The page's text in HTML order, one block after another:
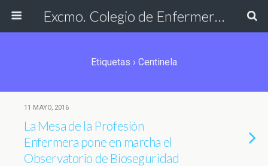
Excmo. Colegio de Enfermería de Cádiz
Etiquetas › Centinela
11 MAYO, 2016
La Mesa de la Profesión
Enfermera pone en marcha el
Observatorio de Bioseguridad